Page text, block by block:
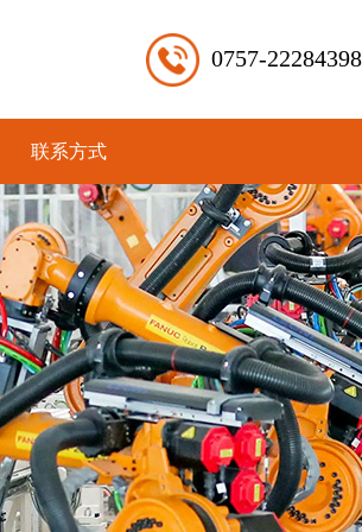
0757-22284398
联系方式